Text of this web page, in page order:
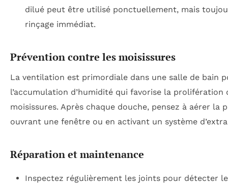
dilué peut être utilisé ponctuellement, mais
rinçage immédiat.
Prévention contre les moisissures
La ventilation est primordiale dans une salle de bain
l’accumulation d’humidité qui favorise la prolifération
moisissures. Après chaque douche, pensez à aérer la
ouvrant une fenêtre ou en activant un système
Réparation et maintenance
Inspectez régulièrement les joints pour détecter